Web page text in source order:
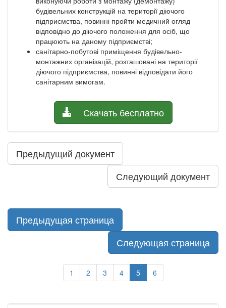
будівельних конструкцій на території діючого
підприємства, повинні пройти медичний огляд
відповідно до діючого положення для осіб, що
працюють на даному підприємстві;
санітарно-побутові приміщення будівельно-
монтажних організацій, розташовані на території
діючого підприємства, повинні відповідати його
санітарним вимогам.
Скачать бесплатно
Предыдущий документ
Следующий документ
Предыдущая страница
Следующая страница
1 2 3 4 5 6